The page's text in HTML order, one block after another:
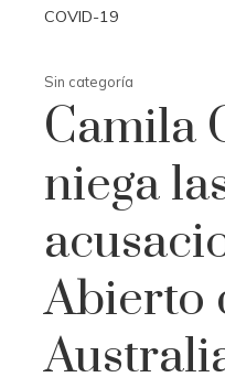
COVID-19
Sin categoría
Camila
niega
Abierto